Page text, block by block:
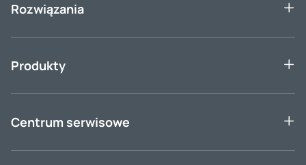
Rozwiązania
Produkty
Centrum serwisowe